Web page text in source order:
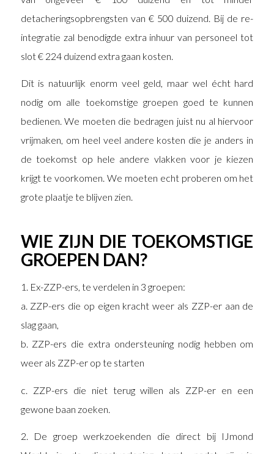
detacheringsopbrengsten van € 500 duizend. Bij de re-
integratie zal benodigde extra inhuur van personeel tot
slot € 224 duizend extra gaan kosten.
Dit is natuurlijk enorm veel geld, maar wel écht hard
nodig om alle toekomstige groepen goed te kunnen
bedienen. We moeten die bedragen juist nu al hiervoor
vrijmaken, om heel veel andere kosten die je anders in
de toekomst op hele andere vlakken voor je kiezen
krijgt te voorkomen. We moeten echt proberen om het
grote plaatje te blijven zien.
WIE ZIJN DIE TOEKOMSTIGE
GROEPEN DAN?
1. Ex-ZZP-ers, te verdelen in 3 groepen:
a. ZZP-ers die op eigen kracht weer als ZZP-er aan de
slag gaan,
b. ZZP-ers die extra ondersteuning nodig hebben om
weer als ZZP-er op te starten
c. ZZP-ers die niet terug willen als ZZP-er en een
gewone baan zoeken.
2. De groep werkzoekenden die direct bij IJmond